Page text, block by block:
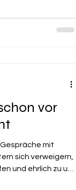
aufzufangen.
vor
mit
sich verweigern,
und ehrlich zu uns